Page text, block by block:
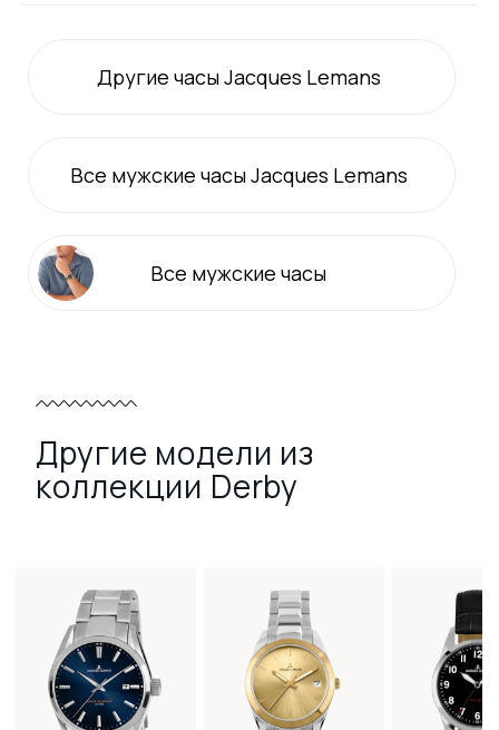
Другие часы Jacques Lemans
Все мужские часы Jacques Lemans
Все мужские часы
Другие модели из
коллекции Derby